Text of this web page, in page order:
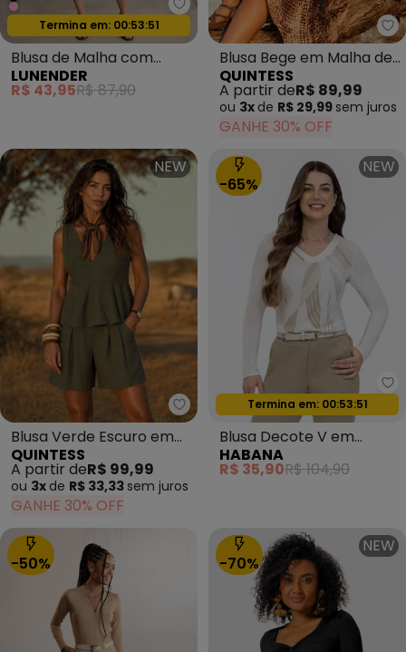
Lunender - Blusa de Malha
Oferta relâmpago
Termina em: 00:53:49
Blusa de Malha com
Mangas Curtas Rosa
LUNENDER
R$ 43,95R$ 87,90
Blusa Bege em Malha de
Viscose
QUINTESS
A partir deR$ 89,99
ou 3x de R$ 29,99 sem juros
GANHE 30% OFF
NEW
Quintess - Blusa Verde Escuro
Blusa Verde Escuro em
Tecido de Alfaiataria
QUINTESS
A partir deR$ 99,99
ou 3x de R$ 33,33 sem juros
GANHE 30% OFF
-65%
NEW
Oferta relâmpago
Termina em: 00:53:49
Blusa Decote V em
Misturinha Off White
HABANA
R$ 35,90R$ 104,90
-50% -70%
NEW